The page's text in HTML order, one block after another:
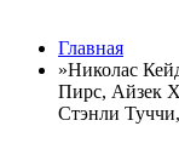
Главная
»Николас
Пирс, Айзек
Стэнли